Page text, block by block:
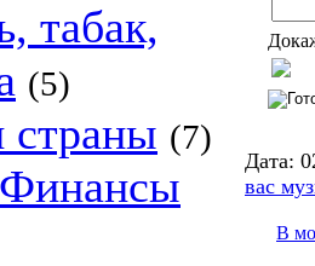
табак,
(5)
страны (7)
Дата:
вас
В